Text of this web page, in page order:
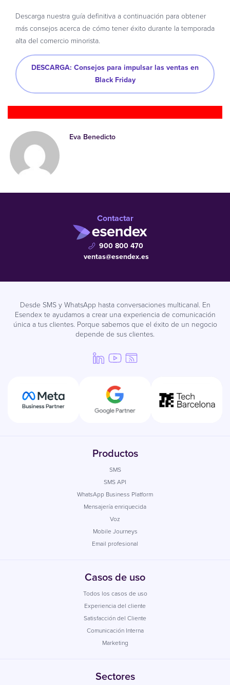
Descarga nuestra guía definitiva a continuación para obtener
más consejos acerca de cómo tener éxito durante la temporada
alta del comercio minorista.
DESCARGA: Consejos para impulsar las ventas en
Black Friday
Eva Benedicto
Contactar
900 800 470
ventas@esendex.es
Desde SMS y WhatsApp hasta conversaciones multicanal. En
Esendex te ayudamos a crear una experiencia de comunicación
única a tus clientes. Porque sabemos que el éxito de un negocio
depende de sus clientes.
Productos
SMS
SMS API
WhatsApp Business Platform
Mensajería enriquecida
Voz
Mobile Journeys
Email profesional
Casos de uso
Todos los casos de uso
Experiencia del cliente
Satisfacción del Cliente
Comunicación Interna
Marketing
Sectores